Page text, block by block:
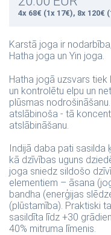
4x 68€ (1x 17€), 8x 120€
Karstā joga ir
Hatha joga un Yin joga.
Hatha jogā uzsvars tiek
un kontrolētu elpu un
plūsmas
atslābinoša - tā
atslābināšanu.
Indijā daba pati sasilda
kā dzīvības uguns
joga sniedz sildošo
elementiem – āsana
bandha (enerģijas
(plūstamība). Praktiski
sasildīta līdz +30
40% mitruma līmenis.